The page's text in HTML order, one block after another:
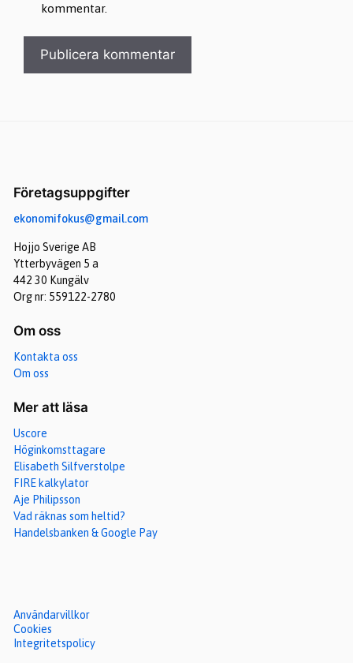
kommentar.
Företagsuppgifter
ekonomifokus@gmail.com
Hojjo Sverige AB
Ytterbyvägen 5 a
442 30 Kungälv
Org nr: 559122-2780
Om oss
Kontakta oss
Om oss
Mer att läsa
Uscore
Höginkomsttagare
Elisabeth Silfverstolpe
FIRE kalkylator
Aje Philipsson
Vad räknas som heltid?
Handelsbanken & Google Pay
Användarvillkor
Cookies
Integritetspolicy